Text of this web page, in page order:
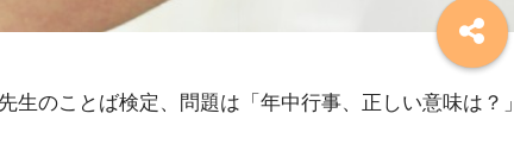
生のことば検定、問題は「年中行事、正しい意味は？」